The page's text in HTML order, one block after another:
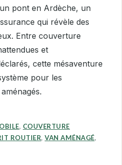
pont en Ardèche, un
qui révèle des
Entre couverture
et
cette mésaventure
pour les
, COUVERTURE
ROUTIER, VAN AMÉNAGÉ,